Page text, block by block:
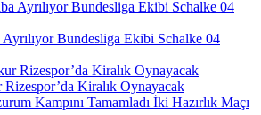
Ayrılıyor Bundesliga Ekibi Schalke 04
Kiralık Oynayacak